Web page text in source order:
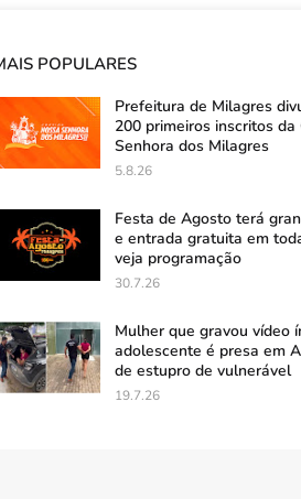
POPULARES
Prefeitura de Milagres
200 primeiros inscritos da
Senhora dos Milagres
5.8.26
Festa de Agosto terá
e entrada gratuita em
veja programação
30.7.26
Mulher que gravou vídeo
adolescente é presa em
de estupro de vulnerável
19.7.26